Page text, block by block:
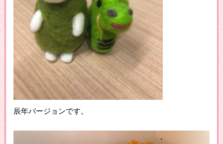
辰年バージョンです。